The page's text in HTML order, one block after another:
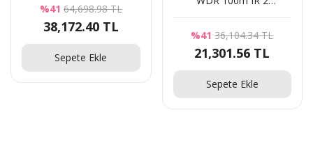
%41 64,698.98 TL
38,172.40 TL
Sepete Ekle
HD-CVI Kamera
%41 36,104.34 TL
21,301.56 TL
Sepete Ekle